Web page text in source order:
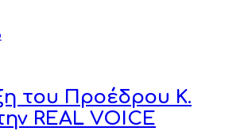
του Προέδρου Κ.
REAL VOICE